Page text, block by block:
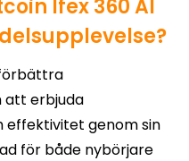
Ifex 360 AI
att erbjuda
effektivitet genom sin
för både nybörjare